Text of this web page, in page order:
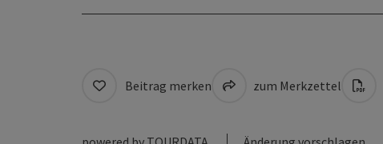
Beitrag merken zum Merkzettel